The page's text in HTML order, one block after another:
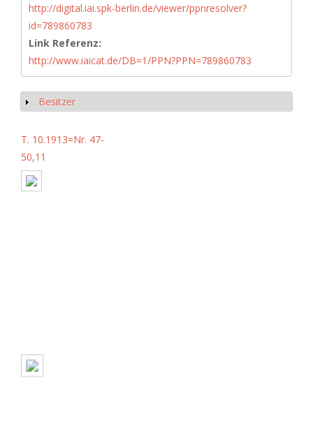
http://digital.iai.spk-berlin.de/viewer/ppnresolver?
id=789860783
Link Referenz:
http://www.iaicat.de/DB=1/PPN?PPN=789860783
Anzeigen
Besitzer
T. 10.1913=Nr. 47-
50,11